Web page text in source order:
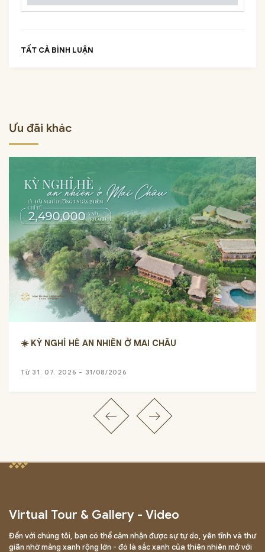
TẤT CẢ BÌNH LUẬN
Ưu đãi khác
☀️ KỲ NGHỈ HÈ AN NHIÊN Ở MAI CHÂU
Từ 31. 07. 2026 - 31/08/2026
Virtual Tour & Gallery - Video
Đến với chúng tôi, bạn có thể cảm nhận được sự tự do, yên tĩnh và thư
giãn nhờ mảng xanh rộng lớn - đó là sắc xanh của thiên nhiên mở với